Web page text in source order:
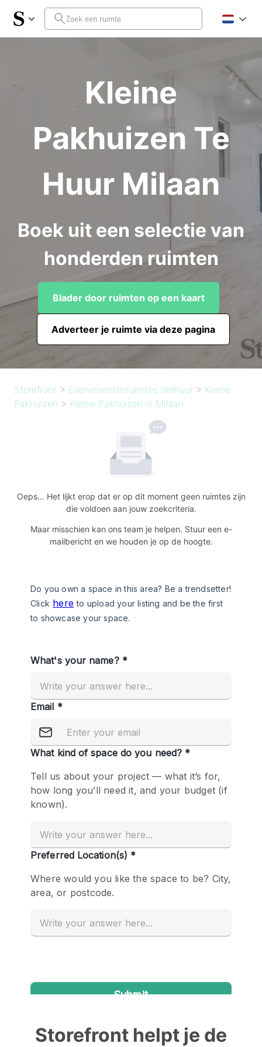
Kleine
Pakhuizen Te
Huur Milaan
Boek uit een selectie van
honderden ruimten
Blader door ruimten op een kaart
Adverteer je ruimte via deze pagina
Storefront > Evenementenruimtes Verhuur > Kleine
Pakhuizen > Kleine Pakhuizen in Milaan
Oeps… Het lijkt erop dat er op dit moment geen ruimtes zijn
die voldoen aan jouw zoekcriteria.
Maar misschien kan ons team je helpen. Stuur een e-
mailbericht en we houden je op de hoogte.
Storefront helpt je de